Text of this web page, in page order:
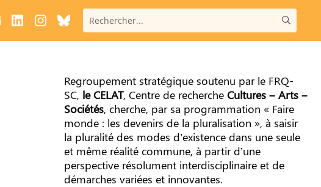
Regroupement stratégique soutenu par le FRQ-
SC, le CELAT, Centre de recherche Cultures – Arts –
Sociétés, cherche, par sa programmation « Faire
monde : les devenirs de la pluralisation », à saisir
la pluralité des modes d’existence dans une seule
et même réalité commune, à partir d’une
perspective résolument interdisciplinaire et de
démarches variées et innovantes.